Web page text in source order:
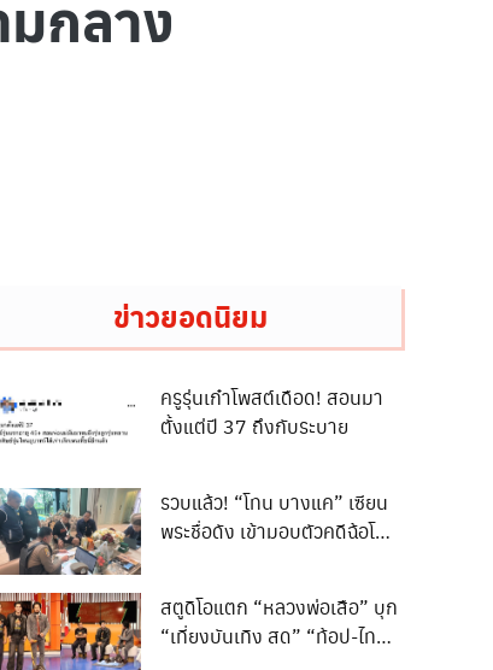
กลาง
ข่าวยอดนิยม
ครูรุ่นเก๋าโพสต์เดือด! สอนมา
ตั้งแต่ปี 37 ถึงกับระบาย
รวบแล้ว! “โทน บางแค” เซียน
พระชื่อดัง เข้ามอบตัวคดีฉ้อโกง
สตูดิโอแตก “หลวงพ่อเสือ” บุก
“เที่ยงบันเทิง สด” “ท้อป-ไทด์-